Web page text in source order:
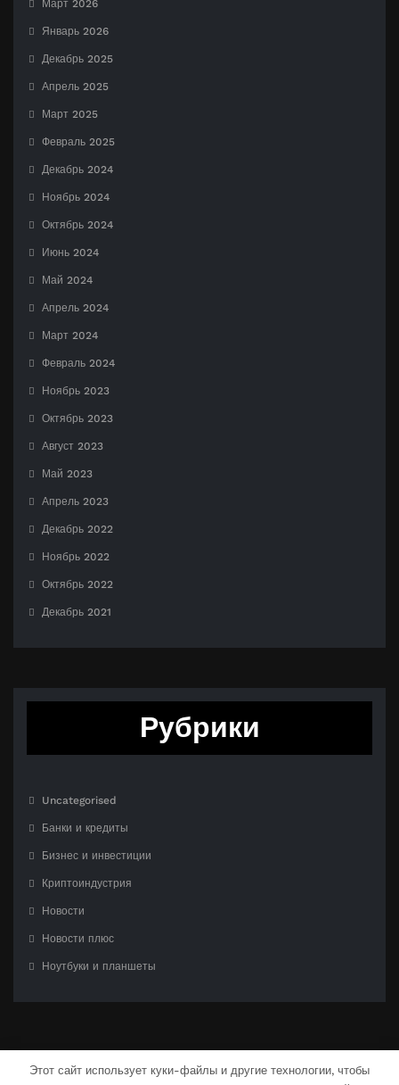
Март 2026
Январь 2026
Декабрь 2025
Апрель 2025
Март 2025
Февраль 2025
Декабрь 2024
Ноябрь 2024
Октябрь 2024
Июнь 2024
Май 2024
Апрель 2024
Март 2024
Февраль 2024
Ноябрь 2023
Октябрь 2023
Август 2023
Май 2023
Апрель 2023
Декабрь 2022
Ноябрь 2022
Октябрь 2022
Декабрь 2021
Рубрики
Uncategorised
Банки и кредиты
Бизнес и инвестиции
Криптоиндустрия
Новости
Новости плюс
Ноутбуки и планшеты
Этот сайт использует куки-файлы и другие технологии, чтобы